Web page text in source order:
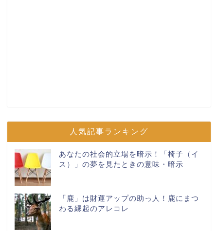
人気記事ランキング
あなたの社会的立場を暗示！「椅子（イ
ス）」の夢を見たときの意味・暗示
「鹿」は財運アップの助っ人！鹿にまつ
わる縁起のアレコレ